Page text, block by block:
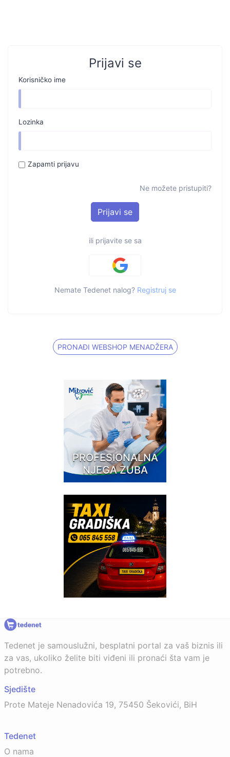
Prijavi se
Korisničko ime
Lozinka
Zapamti prijavu
Ne možete pristupiti?
ili prijavite se sa
Nemate Tedenet nalog? Registruj se
PRONAĐI WEBSHOP MENADŽERA
PROFESIONALNA
NJEGA ZUBA
Tedenet je samouslužni, besplatni portal za vaš biznis ili
za vas, ukoliko želite biti viđeni ili pronaći šta vam je
potrebno.
Sjedište
Prote Mateje Nenadovića 19, 75450 Šekovići, BiH
Tedenet
O nama